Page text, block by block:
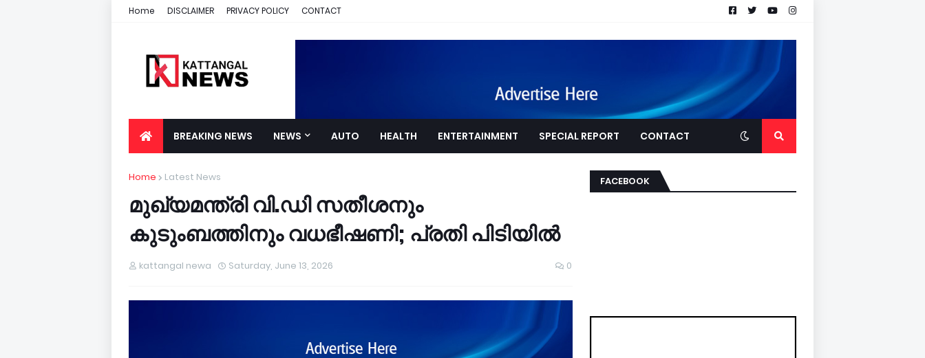
Home DISCLAIMER PRIVACY POLICY CONTACT
BREAKING NEWS NEWS AUTO HEALTH ENTERTAINMENT SPECIAL REPORT CONTACT
Home Latest News
മുഖ്യമന്ത്രി വി.ഡി സതീശനും
കുടുംബത്തിനും വധഭീഷണി; പ്രതി പിടിയിൽ
kattangal newa Saturday, June 13, 2026 0
FACEBOOK